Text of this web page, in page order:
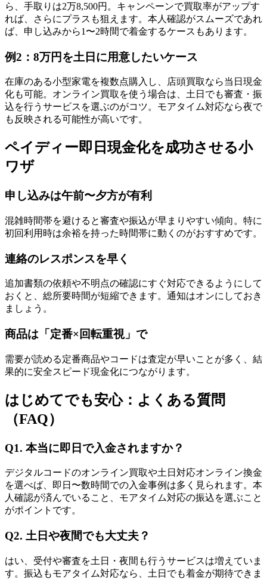
ら、手取りは2万8,500円。キャンペーンで買取率がアップす
れば、さらにプラスも狙えます。本人確認がスムーズであれ
ば、申し込みから1〜2時間で着金するケースもあります。
例2：8万円を土日に用意したいケース
在庫のある小型家電を複数点購入し、店頭買取なら当日現金
化も可能。オンライン買取を使う場合は、土日でも審査・振
込を行うサービスを選ぶのがコツ。モアタイム対応なら夜で
も反映される可能性が高いです。
ペイディー即日現金化を成功させる小
ワザ
申し込みは午前〜夕方が有利
混雑時間帯を避けると審査や振込が早まりやすい傾向。特に
初回利用時は余裕を持った時間帯に動くのがおすすめです。
連絡のレスポンスを早く
追加書類の依頼や不明点の確認にすぐ対応できるようにして
おくと、総所要時間が短縮できます。通知はオンにしておき
ましょう。
商品は「定番×回転重視」で
需要が読める定番商品やコードは査定が早いことが多く、結
果的に安全スピード現金化につながります。
はじめてでも安心：よくある質問
（FAQ）
Q1. 本当に即日で入金されますか？
デジタルコードのオンライン買取や土日対応オンライン換金
を選べば、即日〜数時間での入金事例は多く見られます。本
人確認が済んでいること、モアタイム対応の振込を選ぶこと
がポイントです。
Q2. 土日や夜間でも大丈夫？
はい、受付や審査を土日・夜間も行うサービスは増えていま
す。振込もモアタイム対応なら、土日でも着金が期待できま